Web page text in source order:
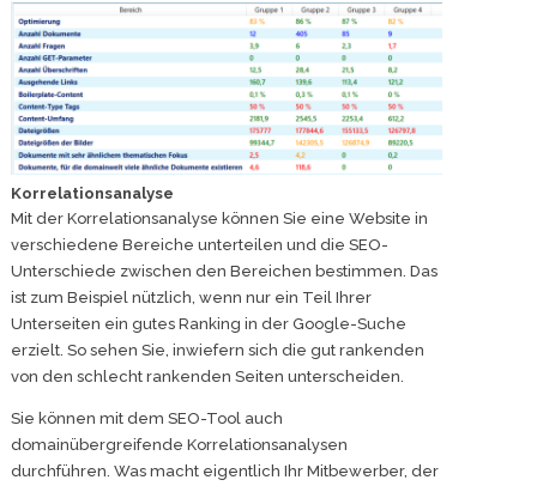
Korrelationsanalyse
Mit der Korrelationsanalyse können Sie eine Website in
verschiedene Bereiche unterteilen und die SEO-
Unterschiede zwischen den Bereichen bestimmen. Das
ist zum Beispiel nützlich, wenn nur ein Teil Ihrer
Unterseiten ein gutes Ranking in der Google-Suche
erzielt. So sehen Sie, inwiefern sich die gut rankenden
von den schlecht rankenden Seiten unterscheiden.
Sie können mit dem SEO-Tool auch
domainübergreifende Korrelationsanalysen
durchführen. Was macht eigentlich Ihr Mitbewerber, der